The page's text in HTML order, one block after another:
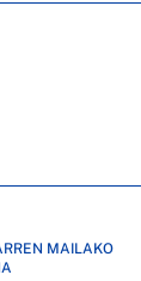
MAILAKO